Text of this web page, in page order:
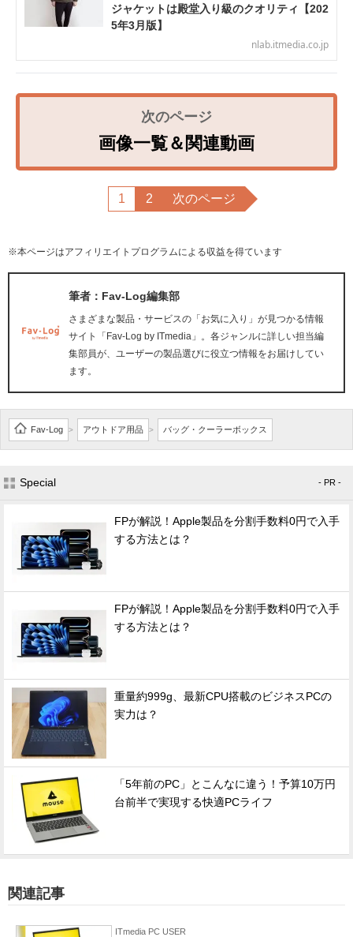
ジャケットは殿堂入り級のクオリティ【202
5年3月版】
nlab.itmedia.co.jp
画像一覧＆関連動画
1 2 次のページ
※本ページはアフィリエイトプログラムによる収益を得ています
筆者：Fav-Log編集部
さまざまな製品・サービスの「お気に入り」が見つかる情報
サイト「Fav-Log by ITmedia」。各ジャンルに詳しい担当編
集部員が、ユーザーの製品選びに役立つ情報をお届けしてい
ます。
Fav-Log > アウトドア用品 > バッグ・クーラーボックス
Special - PR -
FPが解説！Apple製品を分割手数料0円で入手
する方法とは？
FPが解説！Apple製品を分割手数料0円で入手
する方法とは？
重量約999g、最新CPU搭載のビジネスPCの
実力は？
「5年前のPC」とこんなに違う！予算10万円
台前半で実現する快適PCライフ
関連記事
ITmedia PC USER